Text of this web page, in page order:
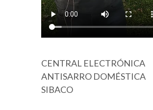
CENTRAL ELECTRÓNICA
ANTISARRO DOMÉSTICA
SIBACO